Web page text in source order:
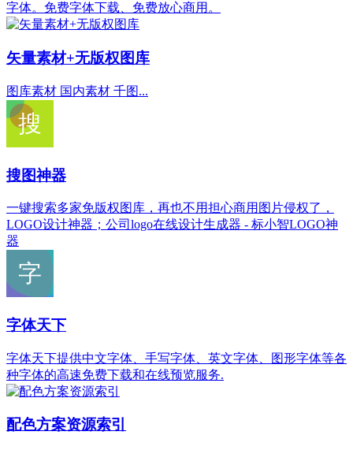
字体。免费字体下载、免费放心商用。
矢量素材+无版权图库
图库素材 国内素材 千图...
搜图神器
一键搜索多家免版权图库，再也不用担心商用图片侵权了，
LOGO设计神器；公司logo在线设计生成器 - 标小智LOGO神
器
字体天下
字体天下提供中文字体、手写字体、英文字体、图形字体等各
种字体的高速免费下载和在线预览服务.
配色方案资源索引